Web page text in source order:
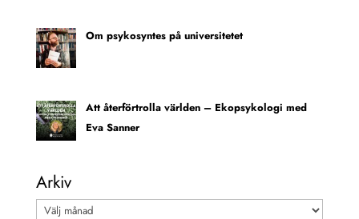
Om psykosyntes på universitetet
Att återförtrolla världen – Ekopsykologi med
Eva Sanner
Arkiv
Arkiv